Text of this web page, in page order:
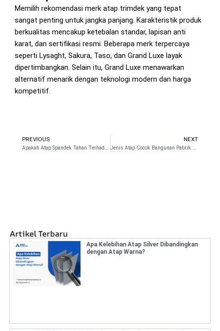
Memilih rekomendasi merk atap trimdek yang tepat
sangat penting untuk jangka panjang. Karakteristik produk
berkualitas mencakup ketebalan standar, lapisan anti
karat, dan sertifikasi resmi. Beberapa merk terpercaya
seperti Lysaght, Sakura, Taso, dan Grand Luxe layak
dipertimbangkan. Selain itu, Grand Luxe menawarkan
alternatif menarik dengan teknologi modern dan harga
kompetitif.
Prev
PREVIOUS NEXT
Artikel Terbaru
Apa Kelebihan Atap Silver Dibandingkan
dengan Atap Warna?